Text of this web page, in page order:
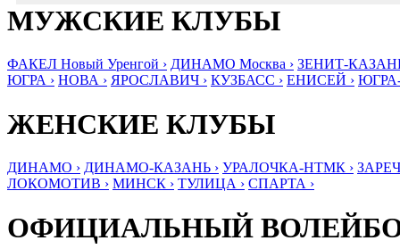
МУЖСКИЕ КЛУБЫ
ФАКЕЛ Новый Уренгой › ДИНАМО Москва › ЗЕНИТ-
ЮГРА › НОВА › ЯРОСЛАВИЧ › КУЗБАСС › ЕНИСЕЙ ›
ЖЕНСКИЕ КЛУБЫ
ДИНАМО › ДИНАМО-КАЗАНЬ › УРАЛОЧКА-НТМК ›
ЛОКОМОТИВ › МИНСК › ТУЛИЦА › СПАРТА ›
ОФИЦИАЛЬНЫЙ